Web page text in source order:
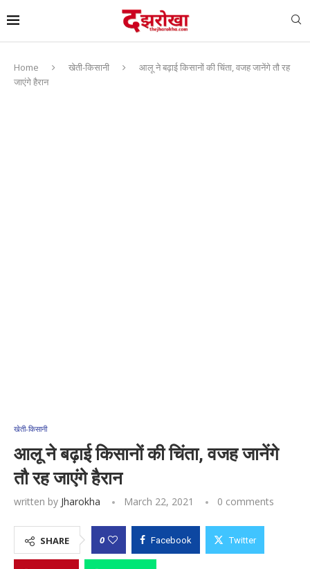
Home खेती-किसानी
आलू ने बढ़ाई किसानों की चिंता, वजह जानेंगे तौ रह
जाएंगे हैरान
खेती-किसानी
आलू ने बढ़ाई किसानों की चिंता, वजह जानेंगे
तौ रह जाएंगे हैरान
written by Jharokha March 22, 2021 0 comments
SHARE 0 Facebook Twitter